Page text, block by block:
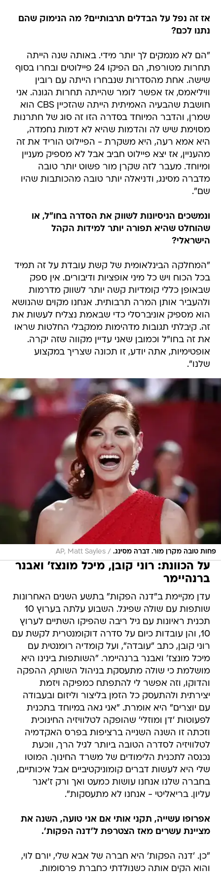
אז זה נפל על הבדלים תרבותיים? מה הנימוק שהם
נתנו לכם?
"הם לא מנמקים לך יותר מידי. באותה שנה הייתה
תחרות מטורפת, הם הפיקו 24 פיילוטים ובחרו בסוף
שישה. אחת מהסדרות שנבחרו הייתה עם רובין
וויליאמס, אז אפשר לומר שהייתה תחרות הגונה. אני
חושבת שהבעיה האמיתית הייתה שהזכיין CBS הוא
שמרן, והדבר המיוחד בסדרה הזו זה סוג של חתרנות
מסוימת שיש לה והדמות שהיא לא דמות נחמדה,
היא אמא רעה, היא משקרת - הפיילוט הוריד את זה
מהעניין, אז יצא פיילוט חביב אבל לא מספיק מעניין
ומיוחד. מעבר לזה שקרן מור פשוט יותר טובה
מדברה מסינג, ודניאלה יותר טובה מהכותבות שהיו
שם".
ונמשכים הניסיונות לשווק את הסדרה בחו"ל, או
שהוחלט שהיא תפורה יותר למידות הקהל
הישראלי?
"המחלקה הבינלאומית של קשת עובדת על זה תמיד
בכל הכוח ויש כל מיני אופציות ודיבורים. אין ספק
שבאופן כללי קומדיות קשה יותר לשווק מדרמות
ולהעביר אותן המרה תרבותית. אנחנו מקוים שהנושא
הוא מספיק אוניברסלי כדי שבאמת נצליח לעשות את
זה. קיבלתי תגובות מדהימות ממקבלי החלטות שראו
את זה בחו"ל וכמובן שאני עדיין מקווה שזה יקרה.
אופטימיות, אתה יודע, זו תכונה שצריך במקצוע
שלנו".
פחות טובה מקרן מור. דברה מסינג. /
AP, Matt Sayles
על הכוונת: רוני קובן, מיכל מונצז' ואבנר
ברנהיימר
עדן מקיימת ב"דנה הפקות" בתשע השנים האחרונות
שותפות עם שולה שפיגל. השבוע עלתה בערוץ 10
תכנית ראיונות עם גיל ריבה שהפיקו השתיים לערוץ
10, והן עובדות כיום על סדרה דוקומנטרית לקשת עם
רוני קובן, כתב "עובדה", ועל קומדיה רומנטית עם
מיכל מונצז' ואבנר ברנהיימר. "השותפות בינינו היא
מושלמת כי שולה מתעסקת בניהול השותף, ההפקה
והדוקו, וזה אפשר לי להתפתח כמפיקה ויזמת
יצירתית ולהתעסק כל הזמן בליצור וליזום ובעבודה
עם יוצרים" היא אומרת. "אני גאה במיוחד בתכנית
לפעוטות 'דן ומוזלי' שהופקה לטלוויזיה החינוכית
וזכתה זו השנה השנייה ברציפות בפרס האקדמיה
לטלוויזיה לסדרה הטובה ביותר לגיל הרך, ווכעת
נכנסה לתכנית הלימודים של משרד החינוך. המוטו
שלי היא לעשות דברים קומוניקטיביים אבל איכותיים,
בחברה שלנו אנחנו עושות כמעט ואך ורק ז'אנר
עליון. בריאליטי - אנחנו לא מתעסקות".
אפרופו עשייה, תקני אותי אם אני טועה, השנה את
מציינת עשרים מאז הצטרפת ל'דנה הפקות'.
"כן. 'דנה הפקות' היא חברה של אבא שלי, יורם לוי,
והוא הקים אותה כשנולדתי כחברת פרסומות.